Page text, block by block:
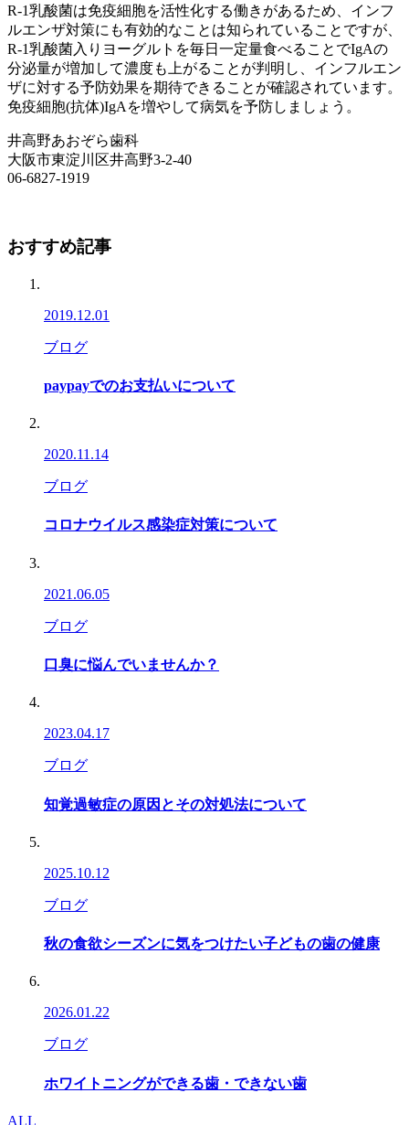
R-1乳酸菌は免疫細胞を活性化する働きがあるため、インフ
ルエンザ対策にも有効的なことは知られていることですが、
R-1乳酸菌入りヨーグルトを毎日一定量食べることでIgAの
分泌量が増加して濃度も上がることが判明し、インフルエン
ザに対する予防効果を期待できることが確認されています。
免疫細胞(抗体)IgAを増やして病気を予防しましょう。
井高野あおぞら歯科
大阪市東淀川区井高野3-2-40
06-6827-1919
おすすめ記事
2019.12.01
ブログ
paypayでのお支払いについて
2020.11.14
ブログ
コロナウイルス感染症対策について
2021.06.05
ブログ
口臭に悩んでいませんか？
2023.04.17
ブログ
知覚過敏症の原因とその対処法について
2025.10.12
ブログ
秋の食欲シーズンに気をつけたい子どもの歯の健康
2026.01.22
ブログ
ホワイトニングができる歯・できない歯
ALL